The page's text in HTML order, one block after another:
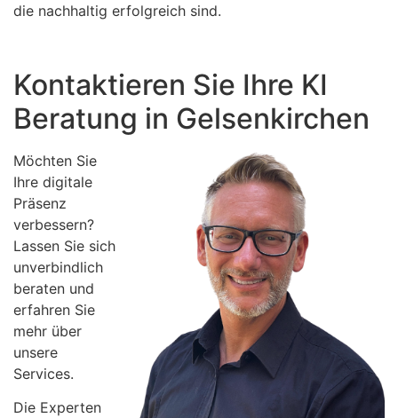
die nachhaltig erfolgreich sind.
Kontaktieren Sie Ihre KI
Beratung in Gelsenkirchen
Möchten Sie
Ihre digitale
Präsenz
verbessern?
Lassen Sie sich
unverbindlich
beraten und
erfahren Sie
mehr über
unsere
Services.
Die Experten